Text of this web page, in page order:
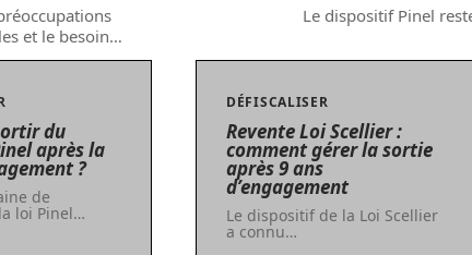
et le besoin…
Le dispositif Pinel
du
après la
?
de
loi Pinel…
DÉFISCALISER
Revente Loi Scellier :
comment gérer la sortie
après 9 ans
d’engagement
Le dispositif de la Loi Scellier
a connu…